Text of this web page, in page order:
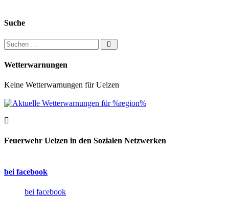
Suche
Suchen nach:
Wetterwarnungen
Keine Wetterwarnungen für Uelzen
Feuerwehr Uelzen in den Sozialen Netzwerken
bei facebook
bei facebook